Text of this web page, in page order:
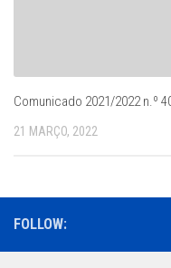
Comunicado 2021/2022 n.º
21 MARÇO, 2022
FOLLOW: